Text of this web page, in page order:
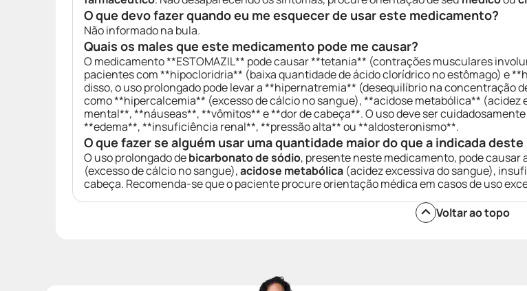
O que devo fazer quando eu me esquecer de usar este medicamento?
Não informado na bula.
Quais os males que este medicamento pode me causar?
O medicamento **ESTOMAZIL** pode causar **tetania** (contrações musculares
pacientes com **hipocloridria** (baixa quantidade de ácido clorídrico no estômago) e
disso, o uso prolongado pode levar a **hipernatremia** (desequilíbrio na concentração
como **hipercalcemia** (excesso de cálcio no sangue), **acidose metabólica**
mental**, **náuseas**, **vômitos** e **dor de cabeça**. O uso deve ser
**edema**, **insuficiência renal**, **pressão alta** ou **aldosteronismo**.
O que fazer se alguém usar uma quantidade maior do que a indicada
O uso prolongado debicarbonato de sódio, presente neste medicamento, pode causar
(excesso de cálcio no sangue),acidose metabólica (acidez excessiva do sangue),
cabeça. Recomenda-se que o paciente procure orientação médica em casos de uso
Voltar ao topo